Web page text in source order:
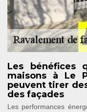
Les bénéfices
maisons à Le
peuvent tirer
des façades
Les performances